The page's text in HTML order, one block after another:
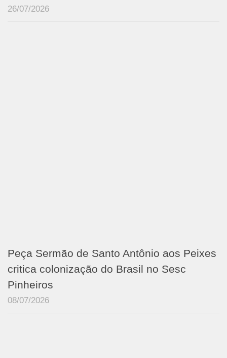
26/07/2026
Peça Sermão de Santo Antônio aos Peixes
critica colonização do Brasil no Sesc
Pinheiros
08/07/2026